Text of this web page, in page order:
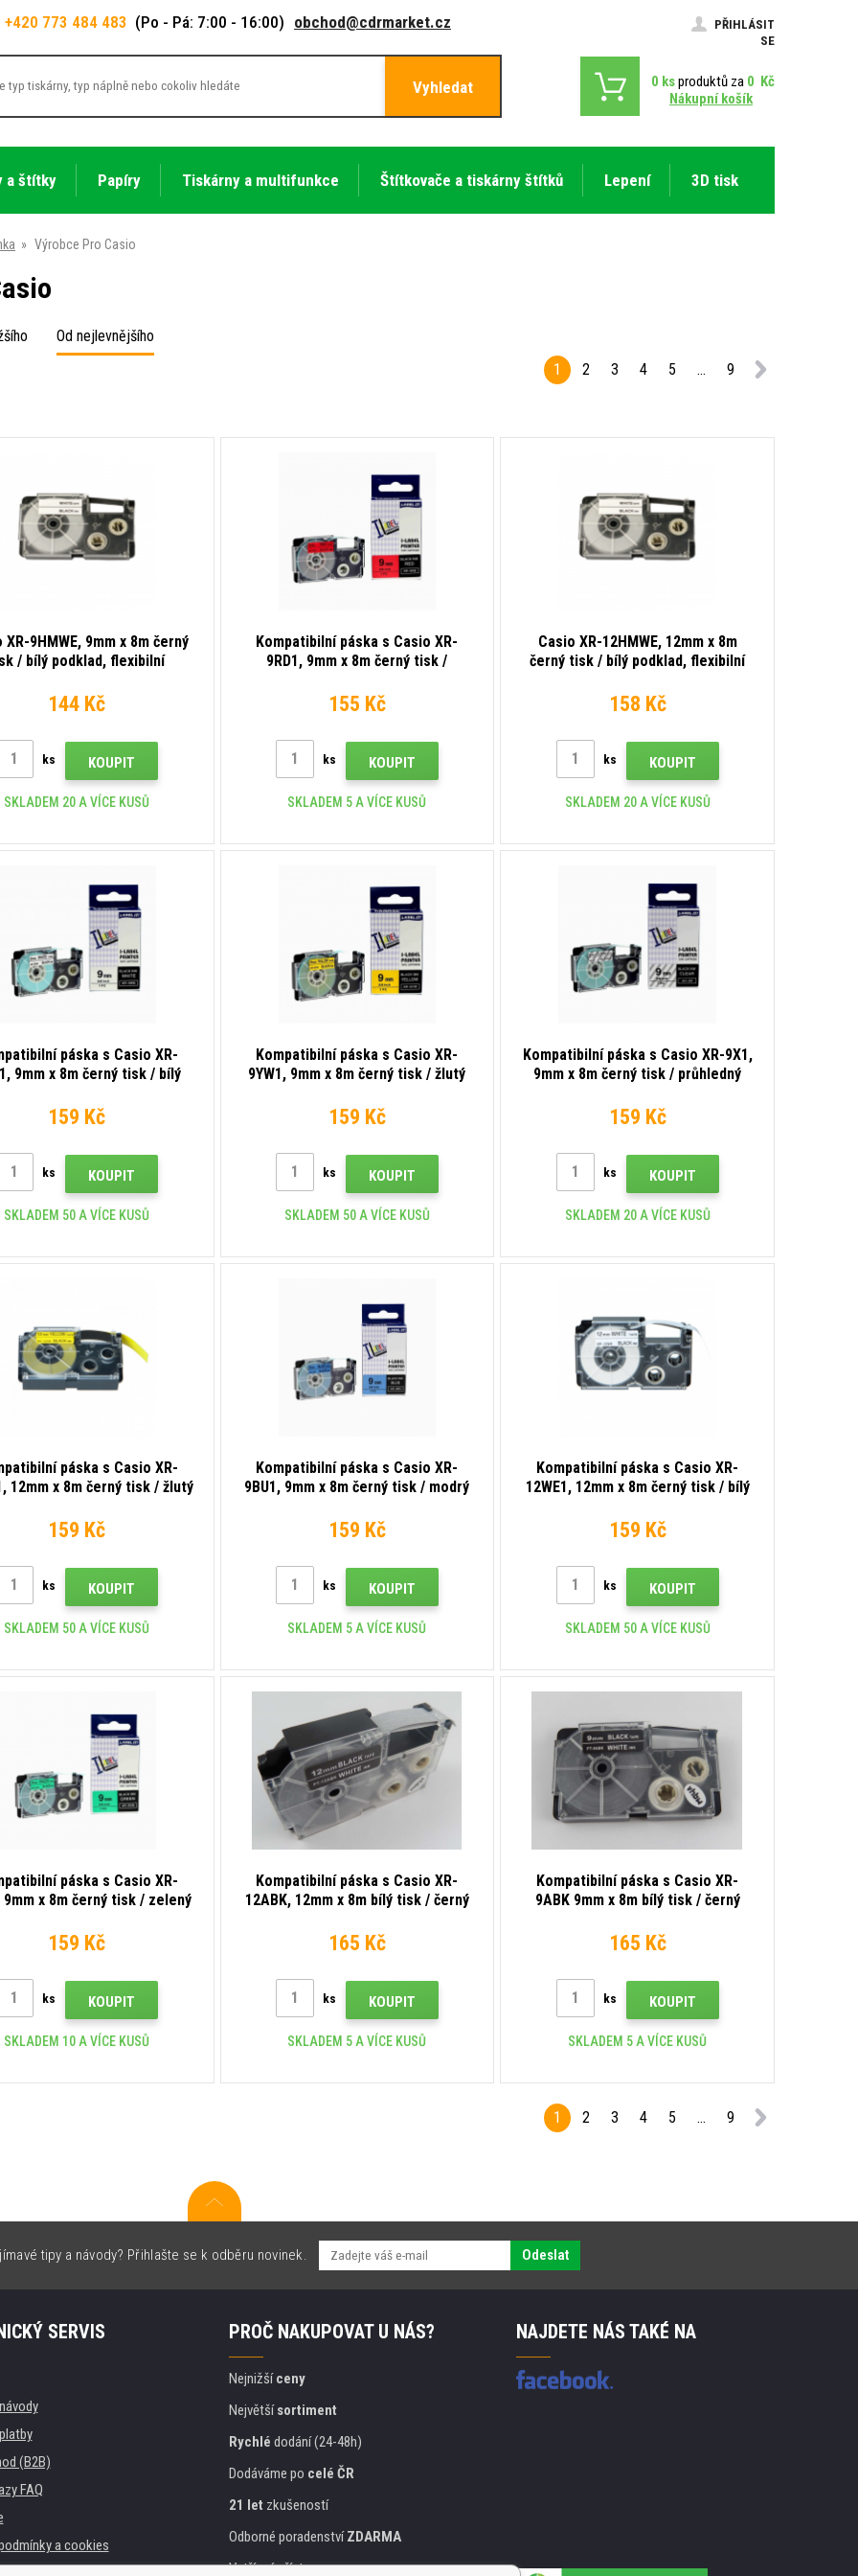
+420 773 484 483 (Po - Pá: 7:00 - 16:00) obchod@cdrmarket.cz
PŘIHLÁSIT
SE
Vyhledat 0 ksproduktů za 0 Kč
Nákupní košík
a štítky Papíry Tiskárny a multifunkce Štítkovače a tiskárny štítků Lepení 3D tisk
» Výrobce Pro Casio
Od nejlevnějšího
1
2 3 4 5 ... 9
XR-9HMWE, 9mm x 8m černý
/ bílý podklad, flexibilní
144 Kč
ks KOUPIT
SKLADEM 20 A VÍCE KUSŮ
Kompatibilní páska s Casio XR-
9RD1, 9mm x 8m černý tisk /
155 Kč
ks KOUPIT
SKLADEM 5 A VÍCE KUSŮ
Casio XR-12HMWE, 12mm x 8m
černý tisk / bílý podklad, flexibilní
158 Kč
ks KOUPIT
SKLADEM 20 A VÍCE KUSŮ
páska s Casio XR-
9mm x 8m černý tisk / bílý
159 Kč
ks KOUPIT
SKLADEM 50 A VÍCE KUSŮ
Kompatibilní páska s Casio XR-
9YW1, 9mm x 8m černý tisk / žlutý
159 Kč
ks KOUPIT
SKLADEM 50 A VÍCE KUSŮ
Kompatibilní páska s Casio XR-9X1,
9mm x 8m černý tisk / průhledný
159 Kč
ks KOUPIT
SKLADEM 20 A VÍCE KUSŮ
páska s Casio XR-
12mm x 8m černý tisk / žlutý
159 Kč
ks KOUPIT
SKLADEM 50 A VÍCE KUSŮ
Kompatibilní páska s Casio XR-
9BU1, 9mm x 8m černý tisk / modrý
159 Kč
ks KOUPIT
SKLADEM 5 A VÍCE KUSŮ
Kompatibilní páska s Casio XR-
12WE1, 12mm x 8m černý tisk / bílý
159 Kč
ks KOUPIT
SKLADEM 50 A VÍCE KUSŮ
páska s Casio XR-
9mm x 8m černý tisk / zelený
159 Kč
ks KOUPIT
SKLADEM 10 A VÍCE KUSŮ
Kompatibilní páska s Casio XR-
12ABK, 12mm x 8m bílý tisk / černý
165 Kč
ks KOUPIT
SKLADEM 5 A VÍCE KUSŮ
Kompatibilní páska s Casio XR-
9ABK 9mm x 8m bílý tisk / černý
165 Kč
ks KOUPIT
SKLADEM 5 A VÍCE KUSŮ
1 2 3 4 5 ... 9
tipy a návody? Přihlašte se k odběru novinek. Odeslat
SERVIS
(B2B)
FAQ
a cookies
PROČ NAKUPOVAT U NÁS?
Nejnižšíceny
Největšísortiment
Rychlé dodání (24-48h)
Dodáváme po celé ČR
21 let zkušeností
Odborné poradenstvíZDARMA
Vstřícný přístup
NAJDETE NÁS TAKÉ NA